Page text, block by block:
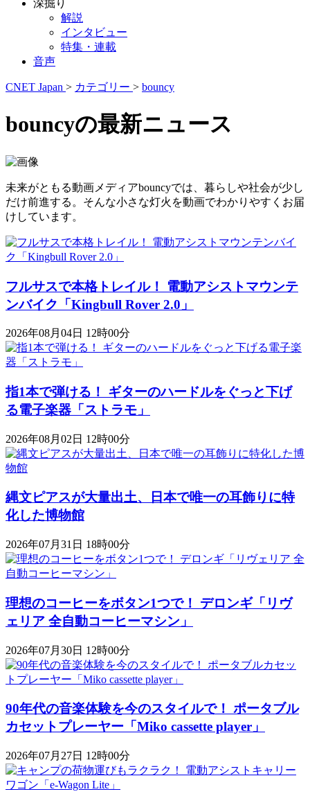
深掘り
解説
インタビュー
特集・連載
音声
CNET Japan > カテゴリー > bouncy
bouncyの最新ニュース
未来がともる動画メディアbouncyでは、暮らしや社会が少し
だけ前進する。そんな小さな灯火を動画でわかりやすくお届
けしています。
フルサスで本格トレイル！ 電動アシストマウンテ
ンバイク「Kingbull Rover 2.0」
2026年08月04日 12時00分
指1本で弾ける！ ギターのハードルをぐっと下げ
る電子楽器「ストラモ」
2026年08月02日 12時00分
縄文ピアスが大量出土、日本で唯一の耳飾りに特
化した博物館
2026年07月31日 18時00分
理想のコーヒーをボタン1つで！ デロンギ「リヴ
ェリア 全自動コーヒーマシン」
2026年07月30日 12時00分
90年代の音楽体験を今のスタイルで！ ポータブル
カセットプレーヤー「Miko cassette player」
2026年07月27日 12時00分